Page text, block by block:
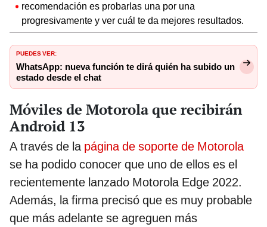
recomendación es probarlas una por una
progresivamente y ver cuál te da mejores resultados.
PUEDES VER:
WhatsApp: nueva función te dirá quién ha subido un
estado desde el chat
Móviles de Motorola que recibirán
Android 13
A través de la página de soporte de Motorola
se ha podido conocer que uno de ellos es el
recientemente lanzado Motorola Edge 2022.
Además, la firma precisó que es muy probable
que más adelante se agreguen más